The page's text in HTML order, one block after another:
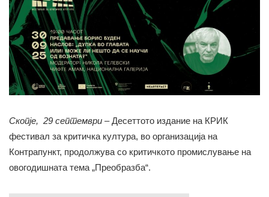
Скопје, 29 септември – Десеттото издание на КРИК
фестивал за критичка култура, во организација на
Контрапункт, продолжува со критичкото промислување на
овогодишната тема „Преобразба“.